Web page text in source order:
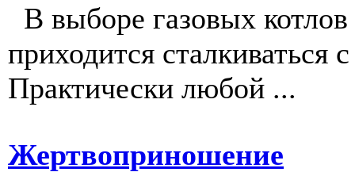
В выборе газовых
приходится
Практически любой ...
Жертвоприношение